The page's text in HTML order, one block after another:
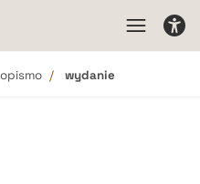
wydanie